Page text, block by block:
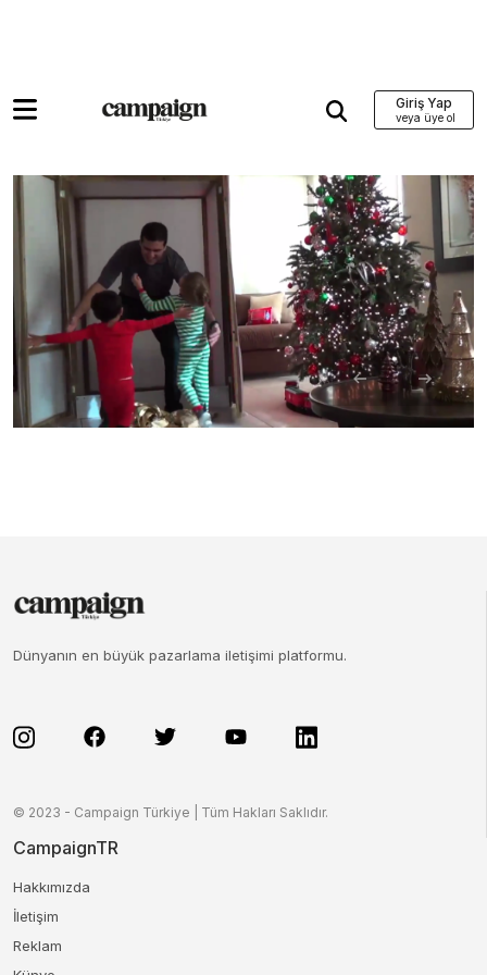
Giriş Yap
Dünyanın en büyük pazarlama iletişimi platformu.
© 2023 - Campaign Türkiye | Tüm Hakları Saklıdır.
CampaignTR
Hakkımızda
İletişim
Reklam